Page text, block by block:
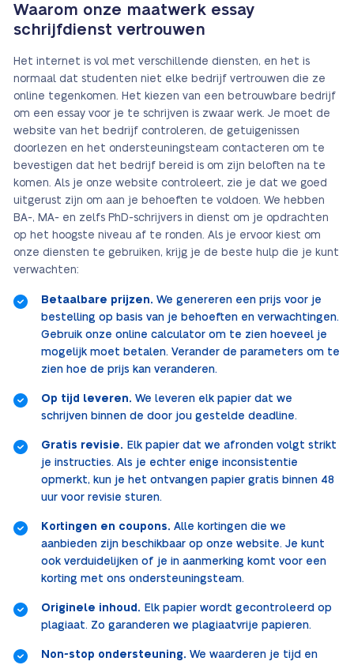
Waarom onze maatwerk essay
schrijfdienst vertrouwen
Het internet is vol met verschillende diensten, en het is
normaal dat studenten niet elke bedrijf vertrouwen die ze
online tegenkomen. Het kiezen van een betrouwbare bedrijf
om een essay voor je te schrijven is zwaar werk. Je moet de
website van het bedrijf controleren, de getuigenissen
doorlezen en het ondersteuningsteam contacteren om te
bevestigen dat het bedrijf bereid is om zijn beloften na te
komen. Als je onze website controleert, zie je dat we goed
uitgerust zijn om aan je behoeften te voldoen. We hebben
BA-, MA- en zelfs PhD-schrijvers in dienst om je opdrachten
op het hoogste niveau af te ronden. Als je ervoor kiest om
onze diensten te gebruiken, krijg je de beste hulp die je kunt
verwachten:
Betaalbare prijzen. We genereren een prijs voor je
bestelling op basis van je behoeften en verwachtingen.
Gebruik onze online calculator om te zien hoeveel je
mogelijk moet betalen. Verander de parameters om te
zien hoe de prijs kan veranderen.
Op tijd leveren. We leveren elk papier dat we
schrijven binnen de door jou gestelde deadline.
Gratis revisie. Elk papier dat we afronden volgt strikt
je instructies. Als je echter enige inconsistentie
opmerkt, kun je het ontvangen papier gratis binnen 48
uur voor revisie sturen.
Kortingen en coupons. Alle kortingen die we
aanbieden zijn beschikbaar op onze website. Je kunt
ook verduidelijken of je in aanmerking komt voor een
korting met ons ondersteuningsteam.
Originele inhoud. Elk papier wordt gecontroleerd op
plagiaat. Zo garanderen we plagiaatvrije papieren.
Non-stop ondersteuning. We waarderen je tijd en